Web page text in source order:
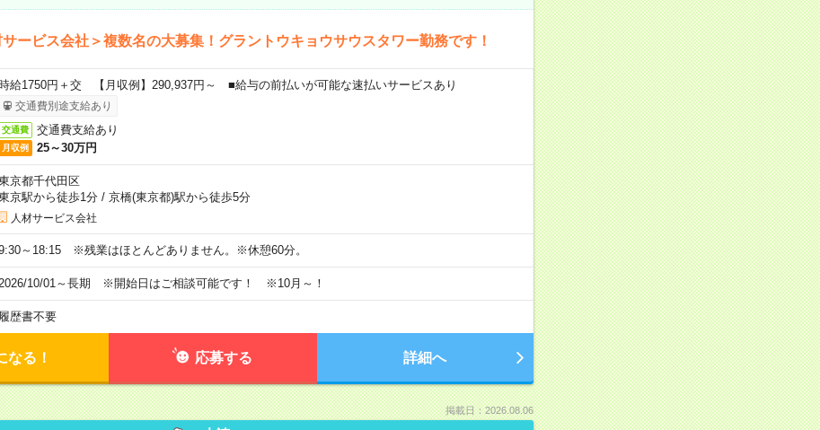
サービス会社＞複数名の大募集！グラントウキョウサウスタワー勤務です！
給1750円＋交 【月収例】290,937円～ ■給与の前払いが可能な速払いサービスあり
交通費別途支給あり
交通費 交通費支給あり
月収例 25～30万円
京都千代田区
京駅から徒歩1分/ 京橋(東京都)駅から徒歩5分
人材サービス会社
～18:15 ※残業はほとんどありません。※休憩60分。
2026/10/01～長期 ※開始日はご相談可能です！ ※10月～！
履歴書不要
なる！ 応募する 詳細へ
掲載日：2026.08.06